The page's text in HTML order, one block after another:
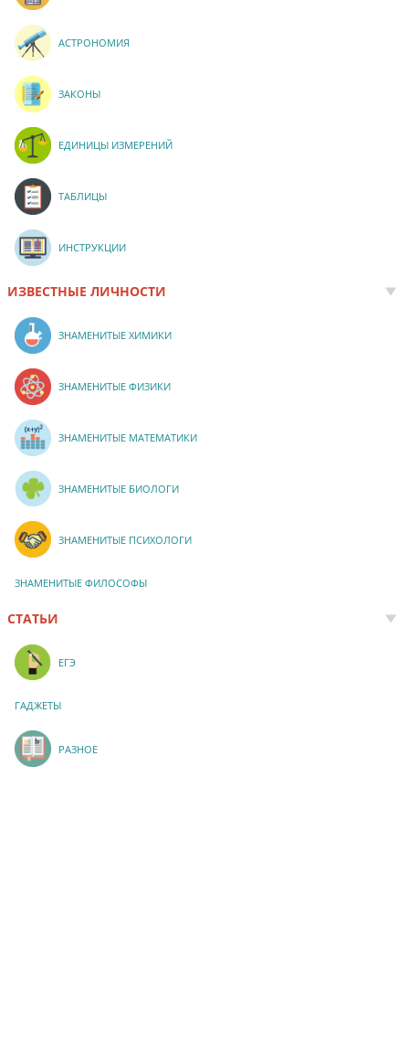
АСТРОНОМИЯ
ЗАКОНЫ
ЕДИНИЦЫ ИЗМЕРЕНИЙ
ТАБЛИЦЫ
ИНСТРУКЦИИ
ИЗВЕСТНЫЕ ЛИЧНОСТИ
ЗНАМЕНИТЫЕ ХИМИКИ
ЗНАМЕНИТЫЕ ФИЗИКИ
ЗНАМЕНИТЫЕ МАТЕМАТИКИ
ЗНАМЕНИТЫЕ БИОЛОГИ
ЗНАМЕНИТЫЕ ПСИХОЛОГИ
ЗНАМЕНИТЫЕ ФИЛОСОФЫ
СТАТЬИ
ЕГЭ
ГАДЖЕТЫ
РАЗНОЕ